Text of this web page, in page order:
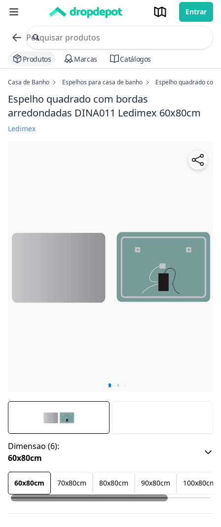
Entrar
commerce search no header
Procurar
Produtos Marcas Catálogos
Casa de Banho Espelhos para casa de banho Espelho quadrado
Espelho quadrado com bordas
arredondadas DINA011 Ledimex 60x80cm
Ledimex
Dimensao (6):
60x80cm
60x80cm 70x80cm 80x80cm 90x80cm 100x80cm